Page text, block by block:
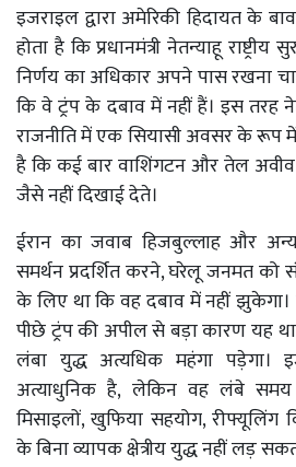
इजराइल द्वारा अमेरिकी हिदायत के
होता है कि प्रधानमंत्री नेतन्याहू
निर्णय का अधिकार अपने पास रखना
कि वे ट्रंप के दबाव में नहीं हैं। इस तरह
राजनीति में एक सियासी अवसर के
है कि कई बार वाशिंगटन और तेल
जैसे नहीं दिखाई देते।
ईरान का जवाब हिजबुल्लाह और
समर्थन प्रदर्शित करने, घरेलू जनमत
के लिए था कि वह दबाव में नहीं
पीछे ट्रंप की अपील से बड़ा कारण यह
लंबा युद्ध अत्यधिक महंगा पड़ेगा।
अत्याधुनिक है, लेकिन वह लंबे समय
मिसाइलों, खुफिया सहयोग, रीफ्यूलिंग
के बिना व्यापक क्षेत्रीय युद्ध नहीं लड़